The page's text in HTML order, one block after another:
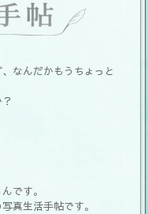
なんだかもうちょっと
です。
真生活手帖です。